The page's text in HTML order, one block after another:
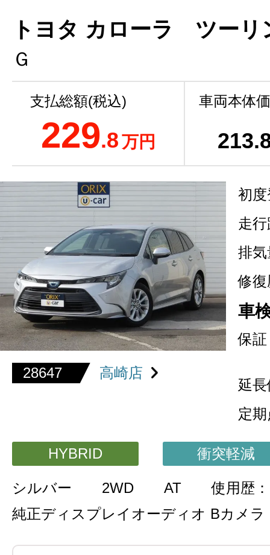
トヨタ カローラ ツー
Ｇ
支払総額(税込)
229.8万円
車両本体
213
28647 高崎店
初
走
排気
修復
車
保証
延
定
HYBRID 衝突軽減
シルバー 2WD AT
使用歴
純正ディスプレイオーディオ Bカメラ